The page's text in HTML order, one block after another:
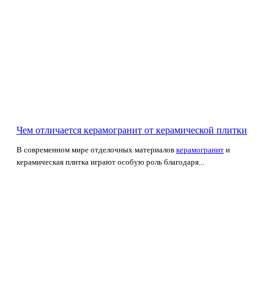
Чем отличается керамогранит от керамической плитки
В современном мире отделочных материалов керамогранит и
керамическая плитка играют особую роль благодаря...